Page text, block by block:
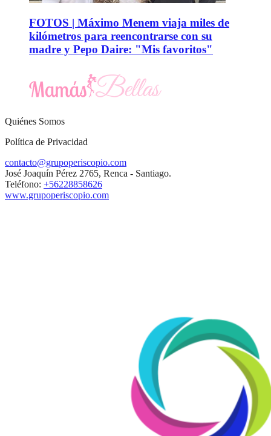
FOTOS | Máximo Menem viaja miles de
kilómetros para reencontrarse con su
madre y Pepo Daire: "Mis favoritos"
Quiénes Somos
Política de Privacidad
contacto@grupoperiscopio.com
José Joaquín Pérez 2765, Renca - Santiago.
Teléfono: +56228858626
www.grupoperiscopio.com